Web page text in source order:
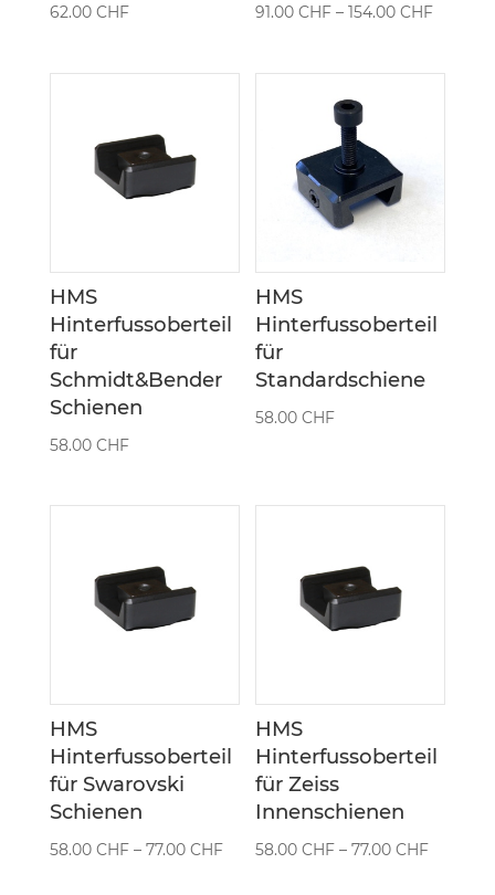
62.00 CHF 91.00CHF –154.00CHF
bis
HMS
Hinterfussoberteil
für
Schmidt&Bender
Schienen
58.00 CHF
HMS
Hinterfussoberteil
für
Standardschiene
58.00CHF
HMS
Hinterfussoberteil
für Swarovski
Schienen
58.00 CHF – 77.00 CHFPreisspanne:
HMS
Hinterfussoberteil
für Zeiss
Innenschienen
58.00CHF –77.00CHF